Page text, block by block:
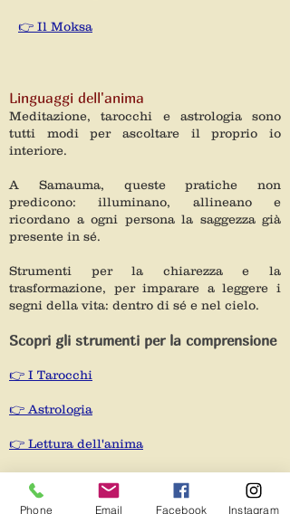
👉 Il Moksa
Linguaggi dell'anima
Meditazione, tarocchi e astrologia sono
tutti modi per ascoltare il proprio io
interiore.
A Samauma, queste pratiche non
predicono: illuminano, allineano e
ricordano a ogni persona la saggezza già
presente in sé.
Strumenti per la chiarezza e la
trasformazione, per imparare a leggere i
segni della vita: dentro di sé e nel cielo.
Scopri gli strumenti per la comprensione
👉 I Tarocchi
👉 Astrologia
👉 Lettura dell'anima
Phone Email Facebook Instagram